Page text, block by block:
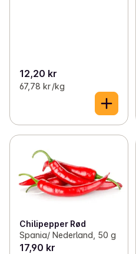
12,20 kr
67,78 kr /kg
Chilipepper Rød
Spania/ Nederland, 50 g
17,90 kr